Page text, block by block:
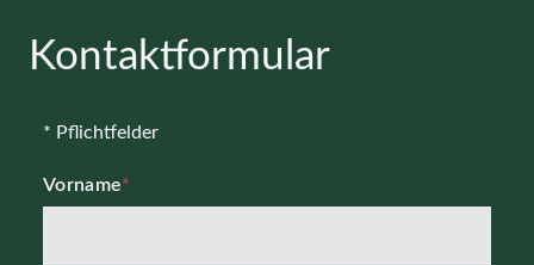
Kontaktformular
* Pflichtfelder
Vorname*